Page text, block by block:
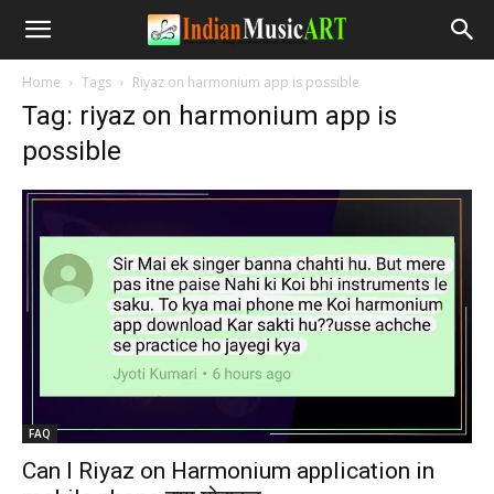
Home Tags Riyaz on harmonium app is possible
Tag: riyaz on harmonium app is
possible
FAQ
Can I Riyaz on Harmonium application in